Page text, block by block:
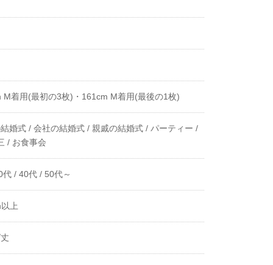
M着用(最初の3枚)・161cm M着用(最後の1枚)
婚式 / 会社の結婚式 / 親戚の結婚式 / パーティー /
/ お食事会
代 / 40代 / 50代～
上